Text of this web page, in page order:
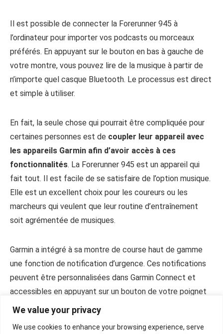
We value your privacy
We use cookies to enhance your browsing experience, serve
Il est possible de connecter la Forerunner 945 à
l’ordinateur pour importer vos podcasts ou morceaux
préférés. En appuyant sur le bouton en bas à gauche de
votre montre, vous pouvez lire de la musique à partir de
n’importe quel casque Bluetooth. Le processus est direct
et simple à utiliser.
En fait, la seule chose qui pourrait être compliquée pour
certaines personnes est de coupler leur appareil avec
les appareils Garmin afin d’avoir accès à ces
fonctionnalités. La Forerunner 945 est un appareil qui
fait tout. Il est facile de se satisfaire de l’option musique.
Elle est un excellent choix pour les coureurs ou les
marcheurs qui veulent que leur routine d’entraînement
soit agrémentée de musiques.
Garmin a intégré à sa montre de course haut de gamme
une fonction de notification d’urgence. Ces notifications
peuvent être personnalisées dans Garmin Connect et
accessibles en appuyant sur un bouton de votre poignet
pour recevoir des notifications par SMS ou par e-mail de